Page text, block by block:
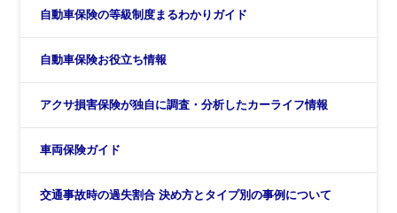
自動車保険の等級制度まるわかりガイド
自動車保険お役立ち情報
アクサ損害保険が独自に調査・分析したカーライフ情報
車両保険ガイド
交通事故時の過失割合 決め方とタイプ別の事例について